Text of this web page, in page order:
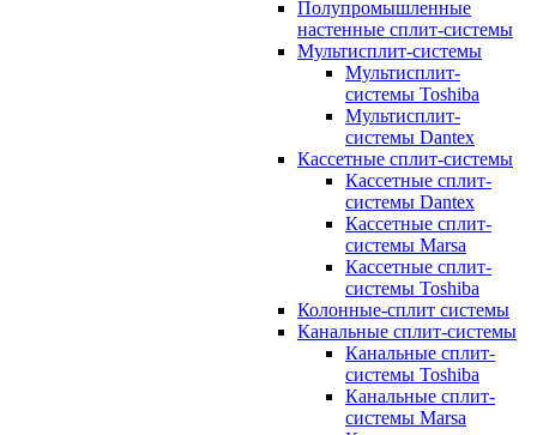
Полупромышленные
настенные сплит-системы
Мультисплит-системы
Мультисплит-
системы Toshiba
Мультисплит-
системы Dantex
Кассетные сплит-системы
Кассетные сплит-
системы Dantex
Кассетные сплит-
системы Marsa
Кассетные сплит-
системы Toshiba
Колонные-сплит системы
Канальные сплит-системы
Канальные сплит-
системы Toshiba
Канальные сплит-
системы Marsa